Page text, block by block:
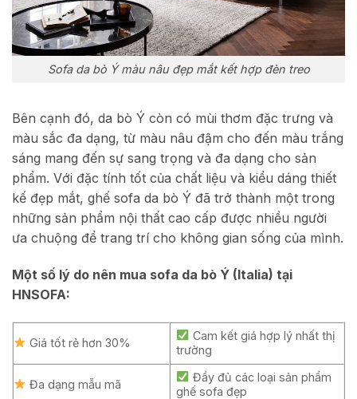
Sofa da bò Ý màu nâu đẹp mắt kết hợp đèn treo
Bên cạnh đó, da bò Ý còn có mùi thơm đặc trưng và
màu sắc đa dạng, từ màu nâu đậm cho đến màu trắng
sáng mang đến sự sang trọng và đa dạng cho sản
phẩm. Với đặc tính tốt của chất liệu và kiểu dáng thiết
kế đẹp mắt, ghế sofa da bò Ý đã trở thành một trong
những sản phẩm nội thất cao cấp được nhiều người
ưa chuộng để trang trí cho không gian sống của mình.
Một số lý do nên mua sofa da bò Ý (Italia) tại
HNSOFA:
Giá tốt rẻ hơn 30%
Cam kết giá hợp lý nhất thị
trường
Đa dạng mẫu mã
Đầy đủ các loại sản phẩm
ghế sofa đẹp